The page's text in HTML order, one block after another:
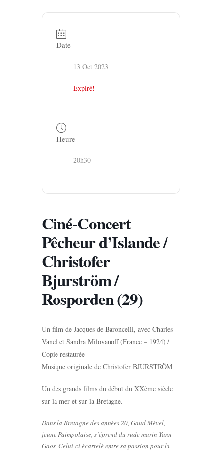
Date
13 Oct 2023
Expiré!
Heure
20h30
Ciné-Concert
Pêcheur d’Islande /
Christofer
Bjurström /
Rosporden (29)
Un film de Jacques de Baroncelli, avec Charles
Vanel et Sandra Milovanoff (France – 1924) /
Copie restaurée
Musique originale de Christofer BJURSTRÖM
Un des grands films du début du XXème siècle
sur la mer et sur la Bretagne.
Dans la Bretagne des années 20, Gaud Mével,
jeune Paimpolaise, s’éprend du rude marin Yann
Gaos. Celui-ci écartelé entre sa passion pour la